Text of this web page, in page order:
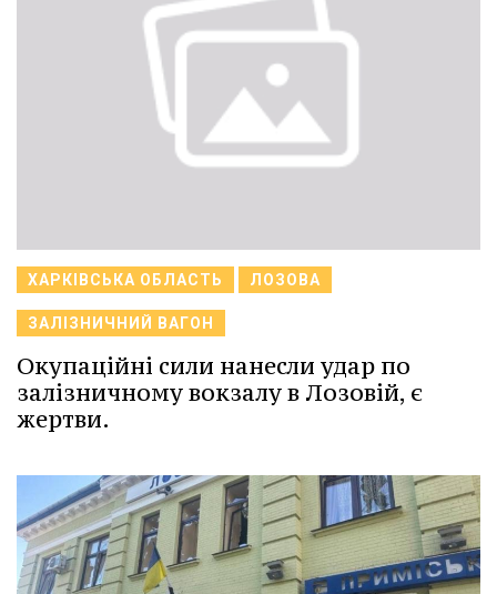
ХАРКІВСЬКА ОБЛАСТЬ ЛОЗОВА
ЗАЛІЗНИЧНИЙ ВАГОН
Окупаційні сили нанесли удар по
залізничному вокзалу в Лозовій, є
жертви.